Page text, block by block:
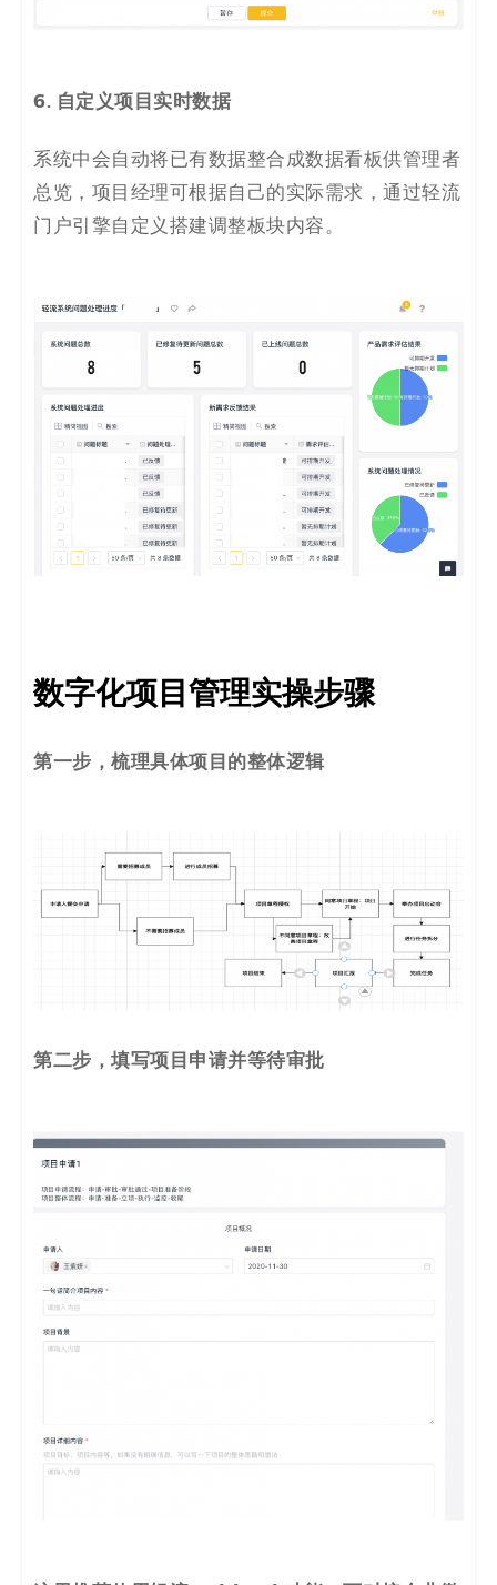
6. 自定义项目实时数据
系统中会自动将已有数据整合成数据看板供管理者
总览，项目经理可根据自己的实际需求，通过轻流
门户引擎自定义搭建调整板块内容。
数字化项目管理实操步骤
第一步，梳理具体项目的整体逻辑
第二步，填写项目申请并等待审批